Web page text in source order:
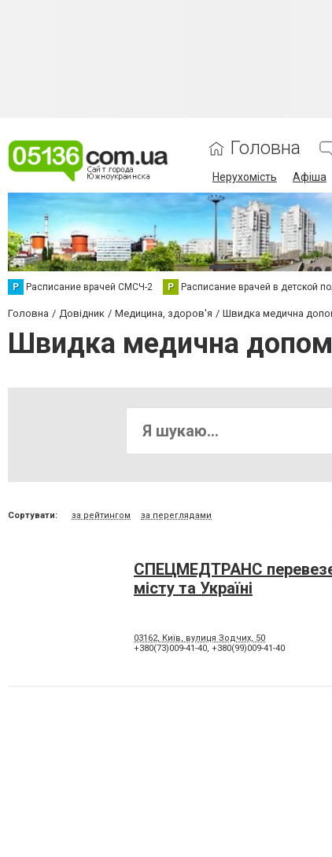
Головна
Нерухомість Афіша
Р Расписание врачей СМСЧ-2 Р Расписание врачей в детской
Головна Довідник Медицина, здоров'я Швидка медична
Швидка медична
Сортувати: за рейтингом за переглядами
СПЕЦМЕДТРАНС
місту та Україні
03162, Київ, вулиця Зодчих, 50
+380(73)009-41-40, +380(99)009-41-40